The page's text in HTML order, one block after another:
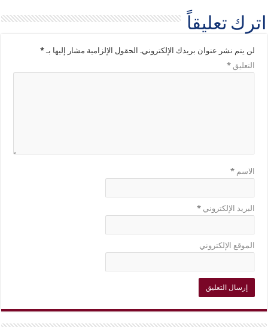
اترك تعليقاً
لن يتم نشر عنوان بريدك الإلكتروني. الحقول الإلزامية مشار إليها بـ*
التعليق*
الاسم*
البريد الإلكتروني*
الموقع الإلكتروني